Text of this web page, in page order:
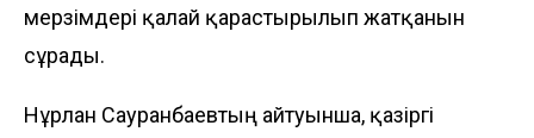
мерзімдері қалай қарастырылып жатқанын
сұрады.
Нұрлан Сауранбаевтың айтуынша, қазіргі